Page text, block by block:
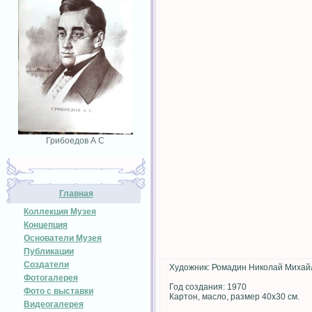
Грибоедов А С
Главная
Коллекция Музея
Концепция
Основатели Музея
Публикации
Создатели
Фотогалерея
Фото с выставки
Видеогалерея
Художник: Ромадин Николай
Год создания: 1970
Картон, масло, размер 40х30 см.